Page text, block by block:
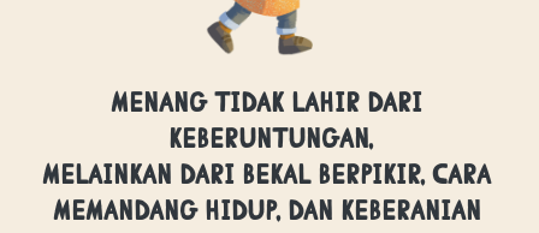
menang tidak lahir dari
keberuntungan,
melainkan dari bekal berpikir, cara
memandang hidup, dan keberanian